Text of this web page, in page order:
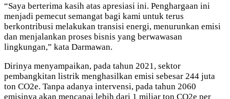
“Saya berterima kasih atas apresiasi ini. Penghargaan ini
menjadi pemecut semangat bagi kami untuk terus
berkontribusi melakukan transisi energi, menurunkan emisi
dan menjalankan proses bisnis yang berwawasan
lingkungan,” kata Darmawan.
Dirinya menyampaikan, pada tahun 2021, sektor
pembangkitan listrik menghasilkan emisi sebesar 244 juta
ton CO2e. Tanpa adanya intervensi, pada tahun 2060
emisinya akan mencapai lebih dari 1 miliar ton CO2e per